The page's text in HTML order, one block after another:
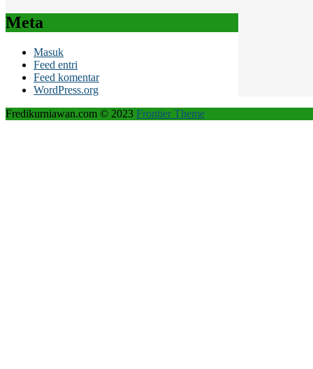
Meta
Masuk
Feed entri
Feed komentar
WordPress.org
Fredikurniawan.com © 2023 Frontier Theme